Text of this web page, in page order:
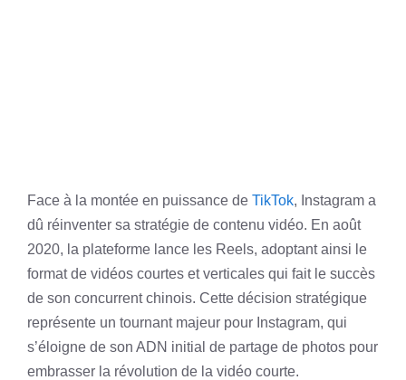
Face à la montée en puissance de TikTok, Instagram a
dû réinventer sa stratégie de contenu vidéo. En août
2020, la plateforme lance les Reels, adoptant ainsi le
format de vidéos courtes et verticales qui fait le succès
de son concurrent chinois. Cette décision stratégique
représente un tournant majeur pour Instagram, qui
s’éloigne de son ADN initial de partage de photos pour
embrasser la révolution de la vidéo courte.